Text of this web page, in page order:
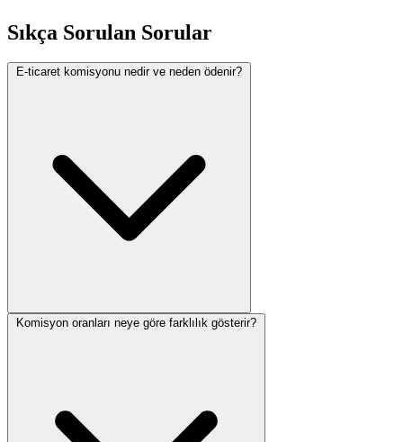
Sıkça Sorulan Sorular
E-ticaret komisyonu nedir ve neden ödenir?
Komisyon oranları neye göre farklılık gösterir?